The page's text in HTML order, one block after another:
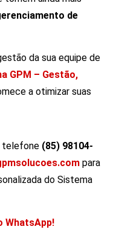
de
da sua equipe de
GPM – Gestão,
a otimizar suas
telefone (85) 98104-
para
do Sistema
WhatsApp!